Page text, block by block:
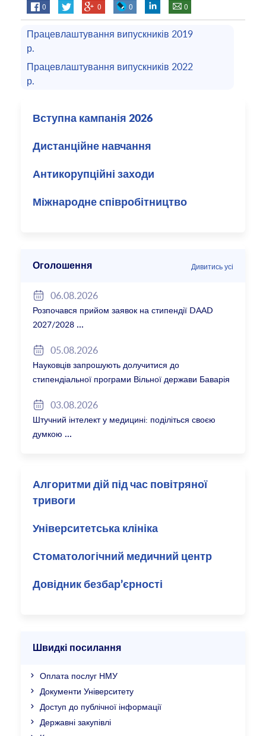
0 0 0 0
Працевлаштування випускників 2019
р.
Працевлаштування випускників 2022
р.
Вступна кампанія 2026
Дистанційне навчання
Антикорупційні заходи
Міжнародне співробітництво
Оголошення Дивитись усі
06.08.2026
Розпочався прийом заявок на стипендії DAAD
2027/2028
05.08.2026
Науковців запрошують долучитися до
стипендіальної програми Вільної держави Баварія
03.08.2026
Штучний інтелект у медицині: поділіться своєю
думкою
Алгоритми дій під час повітряної
тривоги
Університетська клініка
Стоматологічний медичний центр
Довідник безбар’єрності
Швидкі посилання
Оплата послуг НМУ
Документи Університету
Доступ до публічної інформації
Державні закупівлі